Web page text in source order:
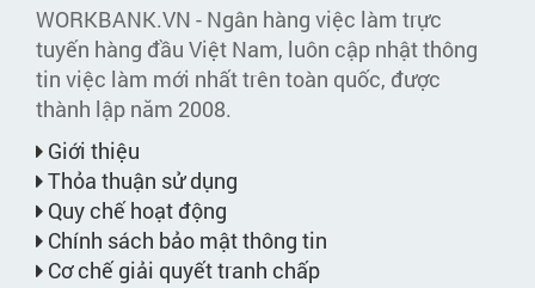
WORKBANK.VN - Ngân hàng việc làm trực
tuyến hàng đầu Việt Nam, luôn cập nhật thông
tin việc làm mới nhất trên toàn quốc, được
thành lập năm 2008.
Giới thiệu
Thỏa thuận sử dụng
Quy chế hoạt động
Chính sách bảo mật thông tin
Cơ chế giải quyết tranh chấp